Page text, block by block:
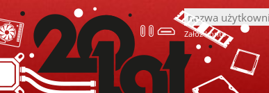
Załóż konto